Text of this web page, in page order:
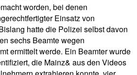
worden, bei denen
Einsatz von
hatte die Polizei selbst davon
sechs Beamte wegen
ermittelt werde. Ein Beamter wurde
die Mainz& aus den Videos